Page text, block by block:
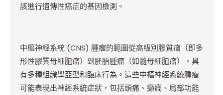
該進行遺傳性癌症的基因檢測。
中樞神經系統 (CNS) 腫瘤的範圍從高級別膠質瘤（即多
形性膠質母細胞瘤）到胚胎腫瘤（如髓母細胞瘤），具
有多種組織學亞型和臨床行為。這些中樞神經系統腫瘤
可能表現出神經系統症狀，包括頭痛、癲癇、局部功能